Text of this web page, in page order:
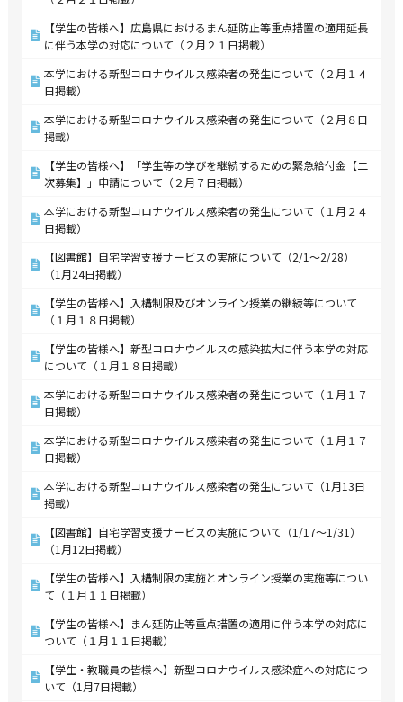
【学生の皆様へ】広島県におけるまん延防止等重点措置の適用延長
に伴う本学の対応について（２月２１日掲載）
本学における新型コロナウイルス感染者の発生について（２月１４
日掲載）
本学における新型コロナウイルス感染者の発生について（２月８日
掲載）
【学生の皆様へ】「学生等の学びを継続するための緊急給付金【二
次募集】」申請について（２月７日掲載）
本学における新型コロナウイルス感染者の発生について（１月２４
日掲載）
【図書館】自宅学習支援サービスの実施について（2/1～2/28）
（1月24日掲載）
【学生の皆様へ】入構制限及びオンライン授業の継続等について
（１月１８日掲載）
【学生の皆様へ】新型コロナウイルスの感染拡大に伴う本学の対応
について（１月１８日掲載）
本学における新型コロナウイルス感染者の発生について（１月１７
日掲載）
本学における新型コロナウイルス感染者の発生について（１月１７
日掲載）
本学における新型コロナウイルス感染者の発生について（1月13日
掲載）
【図書館】自宅学習支援サービスの実施について（1/17～1/31）
（1月12日掲載）
【学生の皆様へ】入構制限の実施とオンライン授業の実施等につい
て（１月１１日掲載）
【学生の皆様へ】まん延防止等重点措置の適用に伴う本学の対応に
ついて（１月１１日掲載）
【学生・教職員の皆様へ】新型コロナウイルス感染症への対応につ
いて（1月7日掲載）